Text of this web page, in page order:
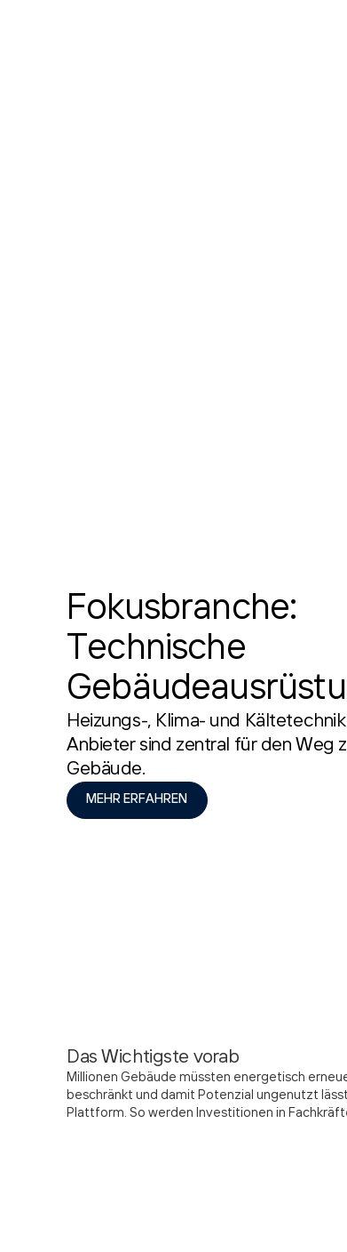
Fokusbranche:
Technische
Heizungs-, Klima- und
Anbieter sind zentral für den Weg
Gebäude.
MEHR ERFAHREN
Das Wichtigste vorab
Millionen Gebäude müssten energetisch
beschränkt und damit Potenzial ungenutzt
Plattform. So werden Investitionen in